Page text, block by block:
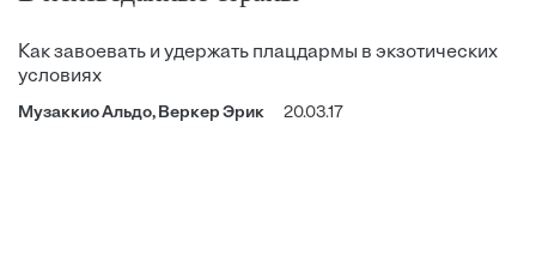
Как завоевать и удержать плацдармы в экзотических
условиях
Музаккио Альдо, Веркер Эрик 20.03.17